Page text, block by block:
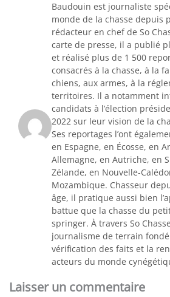
Baudouin est journaliste
monde de la chasse depuis
rédacteur en chef de So
carte de presse, il a publié
et réalisé plus de 1 500
consacrés à la chasse, à la
chiens, aux armes, à la
territoires. Il a notamment
candidats à l’élection
2022 sur leur vision de la
Ses reportages l’ont
en Espagne, en Écosse, en
Allemagne, en Autriche, en
Zélande, en Nouvelle-
Mozambique. Chasseur
âge, il pratique aussi bien
battue que la chasse du
springer. À travers So
journalisme de terrain fondé
vérification des faits et la
acteurs du monde
Laisser un commentaire